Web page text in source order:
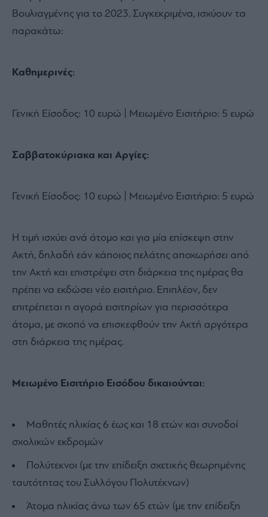
Βουλιαγμένης για το 2023. Συγκεκριμένα, ισχύουν τα
παρακάτω:
Καθημερινές:
Γενική Είσοδος: 10 ευρώ | Μειωμένο Εισιτήριο: 5 ευρώ
Σαββατοκύριακα και Αργίες:
Γενική Είσοδος: 10 ευρώ | Μειωμένο Εισιτήριο: 5 ευρώ
Η τιμή ισχύει ανά άτομο και για μία επίσκεψη στην
Ακτή, δηλαδή εάν κάποιος πελάτης αποχωρήσει από
την Ακτή και επιστρέψει στη διάρκεια της ημέρας θα
πρέπει να εκδώσει νέο εισιτήριο. Επιπλέον, δεν
επιτρέπεται η αγορά εισιτηρίων για περισσότερα
άτομα, με σκοπό να επισκεφθούν την Ακτή αργότερα
στη διάρκεια της ημέρας.
Μειωμένο Εισιτήριο Εισόδου δικαιούνται:
Μαθητές ηλικίας 6 έως και 18 ετών και συνοδοί
σχολικών εκδρομών
Πολύτεκνοι (με την επίδειξη σχετικής θεωρημένης
ταυτότητας του Συλλόγου Πολυτέκνων)
Άτομα ηλικίας άνω των 65 ετών (με την επίδειξη